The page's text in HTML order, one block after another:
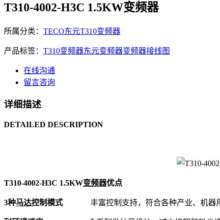
T310-4002-H3C 1.5KW变频器
所属分类： TECO东元T310变频器
产品标签： T310变频器东元变频器变频器接线图
在线沟通
留言咨询
详细描述
DETAILED DESCRIPTION
T310-4002-H3C 1.5KW变频器优点
3种马达控制模式 丰富控制支持，符合各种产业、机器